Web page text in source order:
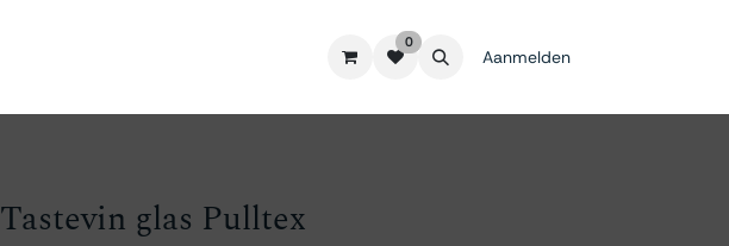
0
Aanmelden
Tastevin glas Pulltex